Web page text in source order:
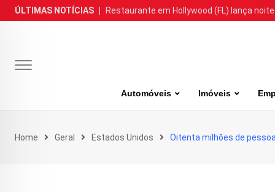
Skip
to
ÚLTIMAS NOTÍCIAS Restaurante em Hollywood (FL) lança
Automóveis Imóveis
Home Geral Estados Unidos Oitenta milhões de